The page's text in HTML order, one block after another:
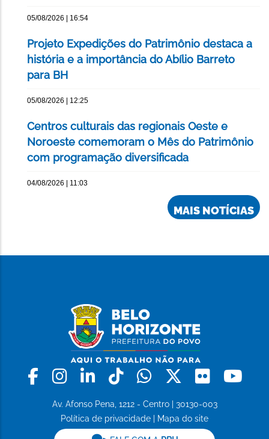
05/08/2026 | 16:54
Projeto Expedições do Patrimônio destaca a
história e a importância do Abílio Barreto
para BH
05/08/2026 | 12:25
Centros culturais das regionais Oeste e
Noroeste comemoram o Mês do Patrimônio
com programação diversificada
04/08/2026 | 11:03
MAIS NOTÍCIAS
Facebook
Instagram
LinkedinTiktokWhatsapp
X Flickr
Av. Afonso Pena, 1212 - Centro | 30130-003
Política de privacidade
Mapa do site